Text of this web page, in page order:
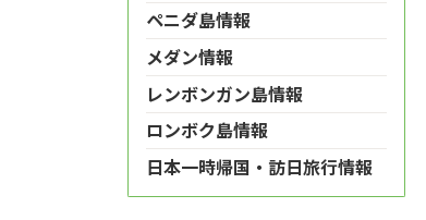
ペニダ島情報
メダン情報
レンボンガン島情報
ロンボク島情報
日本一時帰国・訪日旅行情報